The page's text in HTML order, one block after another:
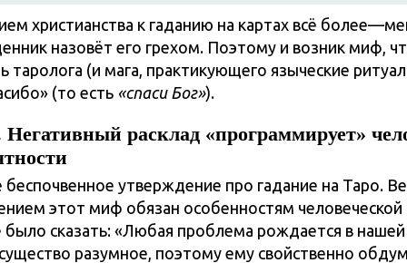
христианства к гаданию на картах всё
назовёт его грехом. Поэтому и возник миф,
таролога (и мага, практикующего языческие
(то есть «спаси Бог»).
расклад «программирует»
утверждение про гадание на Таро.
этот миф обязан особенностям человеческой
было сказать: «Любая проблема рождается в нашей
разумное, поэтому ему свойственно